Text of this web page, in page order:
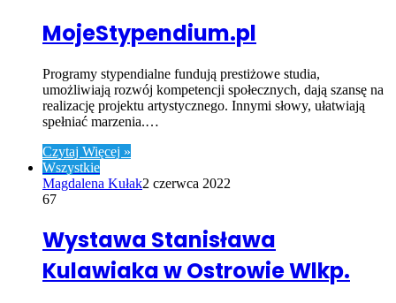
MojeStypendium.pl
Programy stypendialne fundują prestiżowe studia,
umożliwiają rozwój kompetencji społecznych, dają szansę na
realizację projektu artystycznego. Innymi słowy, ułatwiają
spełniać marzenia.…
Czytaj Więcej »
Wszystkie
Magdalena Kułak2 czerwca 2022
67
Wystawa Stanisława
Kulawiaka w Ostrowie Wlkp.